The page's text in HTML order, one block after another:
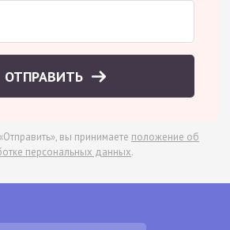
ОТПРАВИТЬ
вы принимаете положение об
персональных данных.